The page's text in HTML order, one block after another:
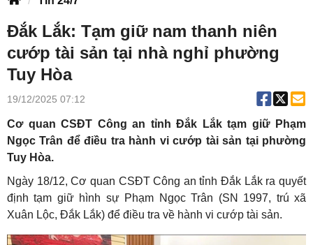
Đắk Lắk: Tạm giữ nam thanh niên
cướp tài sản tại nhà nghỉ phường
Tuy Hòa
19/12/2025 07:12
Cơ quan CSĐT Công an tỉnh Đắk Lắk tạm giữ Phạm
Ngọc Trân để điều tra hành vi cướp tài sản tại phường
Tuy Hòa.
Ngày 18/12, Cơ quan CSĐT Công an tỉnh Đắk Lắk ra quyết
định tạm giữ hình sự Phạm Ngọc Trân (SN 1997, trú xã
Xuân Lộc, Đắk Lắk) để điều tra về hành vi cướp tài sản.